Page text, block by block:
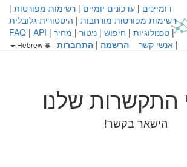
דומיינים | עדכונים יומיים | רשימות מפורטות |
רשימות מפורטות מורחבות | היסטורית גלובלית
| טכנולוגיות | חיפוש | ניטור | מחיר |
FAQ | API
| אנשי קשר הרשמה | התחברות
התקשרות שלנו
הישאר בקשר!